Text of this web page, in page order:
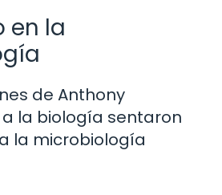
en la
de Anthony
a la biología sentaron
la microbiología